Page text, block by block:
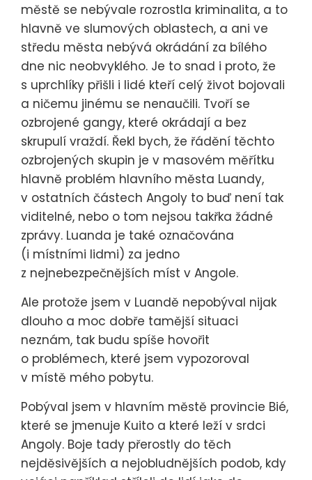
městě se nebývale rozrostla kriminalita, a to
hlavně ve slumových oblastech, a ani ve
středu města nebývá okrádání za bílého
dne nic neobvyklého. Je to snad i proto, že
s uprchlíky přišli i lidé kteří celý život bojovali
a ničemu jinému se nenaučili. Tvoří se
ozbrojené gangy, které okrádají a bez
skrupulí vraždí. Řekl bych, že řádění těchto
ozbrojených skupin je v masovém měřítku
hlavně problém hlavního města Luandy,
v ostatních částech Angoly to buď není tak
viditelné, nebo o tom nejsou takřka žádné
zprávy. Luanda je také označována
(i místními lidmi) za jedno
z nejnebezpečnějších míst v Angole.
Ale protože jsem v Luandě nepobýval nijak
dlouho a moc dobře tamější situaci
neznám, tak budu spíše hovořit
o problémech, které jsem vypozoroval
v místě mého pobytu.
Pobýval jsem v hlavním městě provincie Bié,
které se jmenuje Kuito a které leží v srdci
Angoly. Boje tady přerostly do těch
nejděsivějších a nejobludnějších podob, kdy